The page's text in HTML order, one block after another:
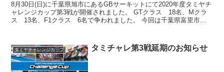
8月30日(日)に千葉県旭市にあるGBサーキットにて2020年度タミヤチ
ャレンジカップ第3戦が開催されました。 GTクラス 18名、Mクラ
ス 13名、F1クラス 6名で争われました。 今回は千葉県富里市に
タミヤチャレンジカップ タミチャレ第3戦延期のお知らせ